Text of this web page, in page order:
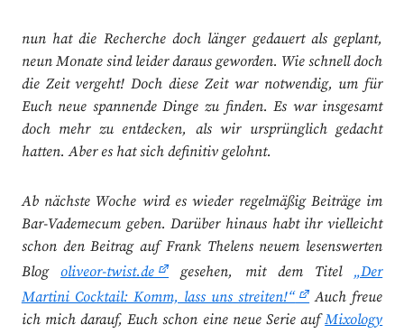
nun hat die Recherche doch länger gedauert als geplant,
neun Monate sind leider daraus geworden. Wie schnell doch
die Zeit vergeht! Doch diese Zeit war notwendig, um für
Euch neue spannende Dinge zu finden. Es war insgesamt
doch mehr zu entdecken, als wir ursprünglich gedacht
hatten. Aber es hat sich definitiv gelohnt.
Ab nächste Woche wird es wieder regelmäßig Beiträge im
Bar-Vademecum geben. Darüber hinaus habt ihr vielleicht
schon den Beitrag auf Frank Thelens neuem lesenswerten
Blogoliveor-twist.de gesehen, mit dem Titel „Der
Martini Cocktail: Komm, lass uns streiten!“
Auch freue
ich mich darauf, Euch schon eine neue Serie aufMixology